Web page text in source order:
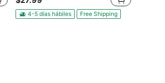
4-5 días hábiles Free Shipping